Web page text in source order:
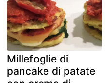
Millefoglie di
pancake di patate